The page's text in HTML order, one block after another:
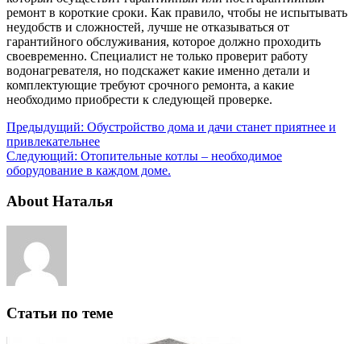
ремонт в короткие сроки. Как правило, чтобы не испытывать
неудобств и сложностей, лучше не отказываться от
гарантийного обслуживания, которое должно проходить
своевременно. Специалист не только проверит работу
водонагревателя, но подскажет какие именно детали и
комплектующие требуют срочного ремонта, а какие
необходимо приобрести к следующей проверке.
Предыдущий: Обустройство дома и дачи станет приятнее и
привлекательнее
Следующий: Отопительные котлы – необходимое
оборудование в каждом доме.
About Наталья
Статьи по теме